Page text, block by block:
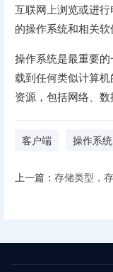
互联网上浏览或进
的操作系统和相关软
操作系统是最重要
载到任何类似计算
资源，包括网络、数
客户端 操作系统
上一篇： 存储类型，存储设备如何帮